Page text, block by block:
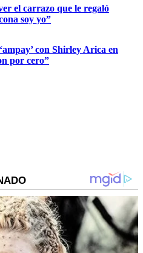
el carrazo que le regaló
soy yo”
con Shirley Arica en
por cero”